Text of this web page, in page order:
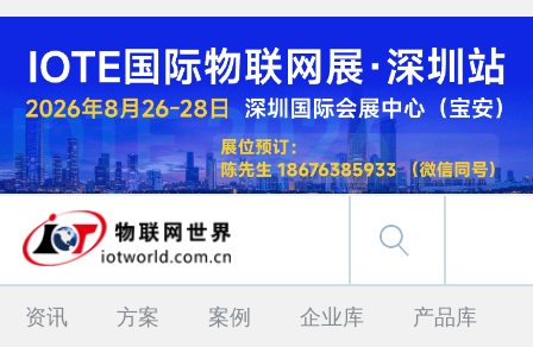
资讯 方案 案例 企业库 产品库